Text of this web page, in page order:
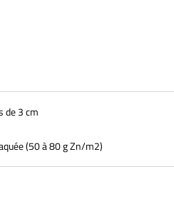
de 3 cm
(50 à 80 g Zn/m2)